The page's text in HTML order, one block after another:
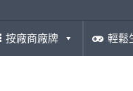
按廠商廠牌 輕鬆